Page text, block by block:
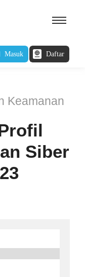
Masuk Daftar
Keamanan
Siber